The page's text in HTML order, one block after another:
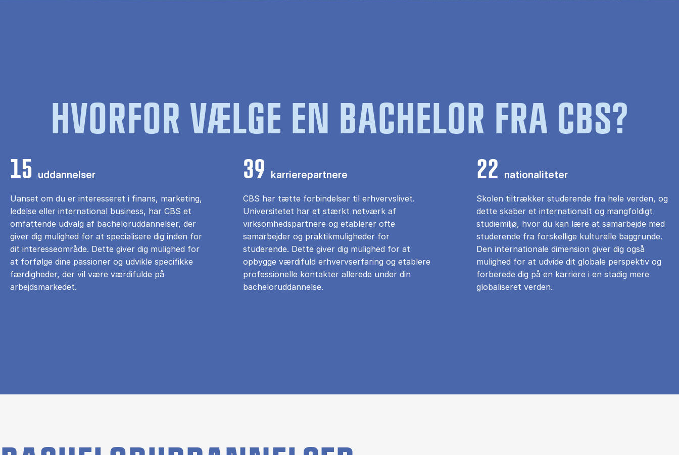
HVORFOR VÆLGE EN BACHELOR FRA CBS?
15 uddannelser
Uanset om du er interesseret i finans, marketing,
ledelse eller international business, har CBS et
omfattende udvalg af bacheloruddannelser, der
giver dig mulighed for at specialisere dig inden for
dit interesseområde. Dette giver dig mulighed for
at forfølge dine passioner og udvikle specifikke
færdigheder, der vil være værdifulde på
arbejdsmarkedet.
39 karrierepartnere
CBS har tætte forbindelser til erhvervslivet.
Universitetet har et stærkt netværk af
virksomhedspartnere og etablerer ofte
samarbejder og praktikmuligheder for
studerende. Dette giver dig mulighed for at
opbygge værdifuld erhvervserfaring og etablere
professionelle kontakter allerede under din
bacheloruddannelse.
22 nationaliteter
Skolen tiltrækker studerende fra hele verden, og
dette skaber et internationalt og mangfoldigt
studiemiljø, hvor du kan lære at samarbejde med
studerende fra forskellige kulturelle baggrunde.
Den internationale dimension giver dig også
mulighed for at udvide dit globale perspektiv og
forberede dig på en karriere i en stadig mere
globaliseret verden.